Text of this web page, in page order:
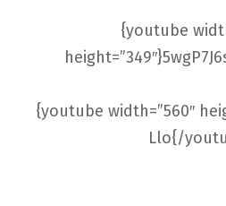
{youtube
{youtube width=”560″
Llo{/